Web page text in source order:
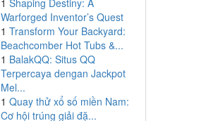
1 Shaping Destiny: A
Warforged Inventor’s Quest
1 Transform Your Backyard:
Beachcomber Hot Tubs &...
1 BalakQQ: Situs QQ
Terpercaya dengan Jackpot
Mel...
1 Quay thử xổ số miền Nam:
Cơ hội trúng giải đặ...